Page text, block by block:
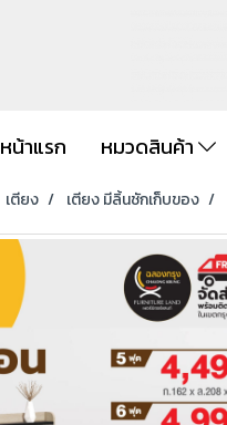
หน้าแรก หมวดสินค้า
เตียง เตียง มีลิ้นชักเก็บของ